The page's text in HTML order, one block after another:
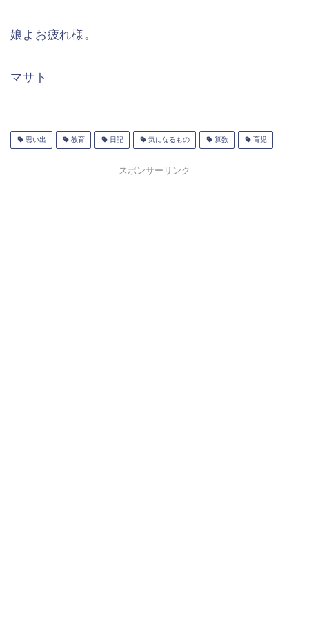
娘よお疲れ様。
マサト
思い出 教育 日記 気になるもの 算数 育児
スポンサーリンク